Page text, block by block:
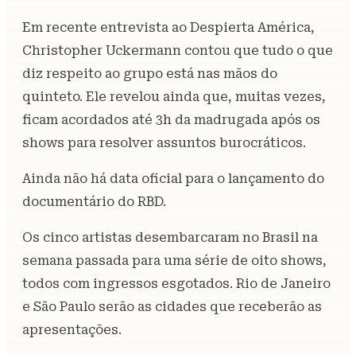
Em recente entrevista ao Despierta América,
Christopher Uckermann contou que tudo o que
diz respeito ao grupo está nas mãos do
quinteto. Ele revelou ainda que, muitas vezes,
ficam acordados até 3h da madrugada após os
shows para resolver assuntos burocráticos.
Ainda não há data oficial para o lançamento do
documentário do RBD.
Os cinco artistas desembarcaram no Brasil na
semana passada para uma série de oito shows,
todos com ingressos esgotados. Rio de Janeiro
e São Paulo serão as cidades que receberão as
apresentações.